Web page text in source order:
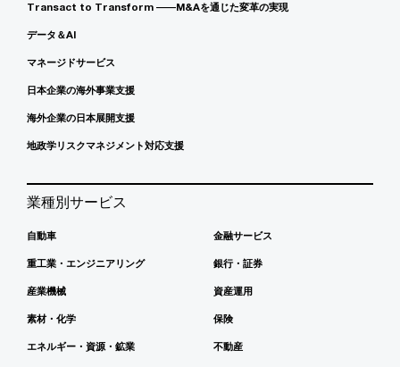
Transact to Transform ――M&Aを通じた変革の実現
データ＆AI
マネージドサービス
日本企業の海外事業支援
海外企業の日本展開支援
地政学リスクマネジメント対応支援
業種別サービス
自動車
重工業・エンジニアリング
産業機械
素材・化学
エネルギー・資源・鉱業
金融サービス
銀行・証券
資産運用
保険
不動産